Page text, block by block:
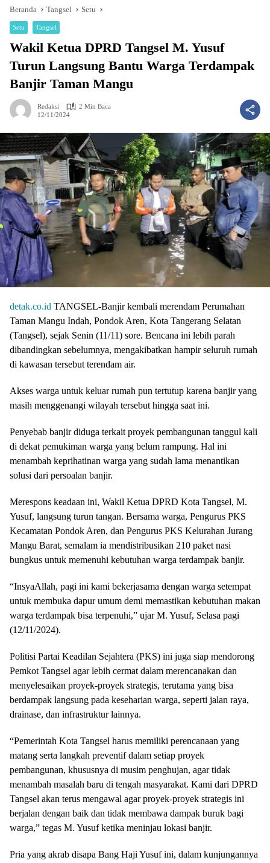
Beranda Tangsel Setu
Setu Tangsel
Wakil Ketua DPRD Tangsel M. Yusuf
Turun Langsung Bantu Warga Terdampak
Banjir Taman Mangu
Redaksi
2 Min Baca
12/11/2024
detak.co.id TANGSEL-Banjir kembali merendam Perumahan
Taman Mangu Indah, Pondok Aren, Kota Tangerang Selatan
(Tangsel), sejak Senin (11/11) sore. Bencana ini lebih parah
dibandingkan sebelumnya, mengakibatkan hampir seluruh rumah
di kawasan tersebut terendam air.
Akses warga untuk keluar rumah pun tertutup karena banjir yang
masih menggenangi wilayah tersebut hingga saat ini.
Penyebab banjir diduga terkait proyek pembangunan tanggul kali
di dekat pemukiman warga yang belum rampung. Hal ini
menambah keprihatinan warga yang sudah lama menantikan
solusi dari persoalan banjir.
Merespons keadaan ini, Wakil Ketua DPRD Kota Tangsel, M.
Yusuf, langsung turun tangan. Bersama warga, Pengurus PKS
Kecamatan Pondok Aren, dan Pengurus PKS Kelurahan Jurang
Mangu Barat, semalam ia mendistribusikan 210 paket nasi
bungkus untuk memenuhi kebutuhan warga terdampak banjir.
“InsyaAllah, pagi ini kami bekerjasama dengan warga setempat
untuk membuka dapur umum demi memastikan kebutuhan makan
warga terdampak bisa terpenuhi,” ujar M. Yusuf, Selasa pagi
(12/11/2024).
Politisi Partai Keadilan Sejahtera (PKS) ini juga siap mendorong
Pemkot Tangsel agar lebih cermat dalam merencanakan dan
menyelesaikan proyek-proyek strategis, terutama yang bisa
berdampak langsung pada keseharian warga, seperti jalan raya,
drainase, dan infrastruktur lainnya.
“Pemerintah Kota Tangsel harus memiliki perencanaan yang
matang serta langkah preventif dalam setiap proyek
pembangunan, khususnya di musim penghujan, agar tidak
menambah masalah baru di tengah masyarakat. Kami dari DPRD
Tangsel akan terus mengawal agar proyek-proyek strategis ini
berjalan dengan baik dan tidak membawa dampak buruk bagi
warga,” tegas M. Yusuf ketika meninjau lokasi banjir.
Pria yang akrab disapa Bang Haji Yusuf ini, dalam kunjungannya